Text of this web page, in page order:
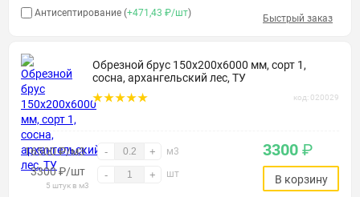
Антисептирование (+471,43 ₽/шт) Быстрый заказ
Обрезной брус 150х200х6000 мм, сорт 1,
сосна, архангельский лес, ТУ
код: 020029
16500 ₽/м3 - + м3
3300₽/шт
5 штук в м3
- + шт
3300 ₽
В корзину